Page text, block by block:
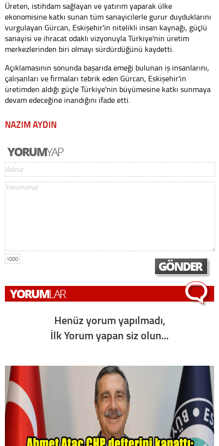
Üreten, istihdam sağlayan ve yatırım yaparak ülke
ekonomisine katkı sunan tüm sanayicilerle gurur duyduklarını
vurgulayan Gürcan, Eskişehir'in nitelikli insan kaynağı, güçlü
sanayisi ve ihracat odaklı vizyonuyla Türkiye'nin üretim
merkezlerinden biri olmayı sürdürdüğünü kaydetti.
Açıklamasının sonunda başarıda emeği bulunan iş insanlarını,
çalışanları ve firmaları tebrik eden Gürcan, Eskişehir'in
üretimden aldığı güçle Türkiye'nin büyümesine katkı sunmaya
devam edeceğine inandığını ifade etti.
NAZIM AYDIN
1000
Henüz yorum yapılmadı,
İlk Yorum yapan siz olun...